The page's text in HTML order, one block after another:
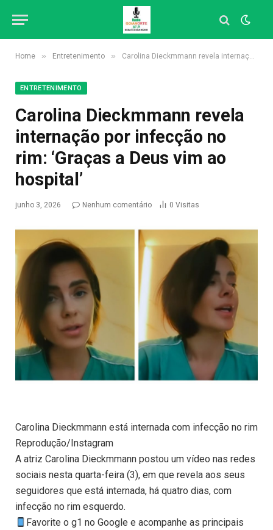
Home » Entretenimento » Carolina Dieckmmann revela internação por infecção no rim: ‘Graças a Deus vim ao hospital’
ENTRETENIMENTO
Carolina Dieckmmann revela
internação por infecção no
rim: ‘Graças a Deus vim ao
hospital’
junho 3, 2026 Nenhum comentário 0 Visitas
Carolina Dieckmmann está internada com infecção no rim
Reprodução/Instagram
A atriz Carolina Dieckmmann postou um vídeo nas redes
sociais nesta quarta-feira (3), em que revela aos seus
seguidores que está internada, há quatro dias, com
infecção no rim esquerdo.
Favorite o g1 no Google e acompanhe as principais